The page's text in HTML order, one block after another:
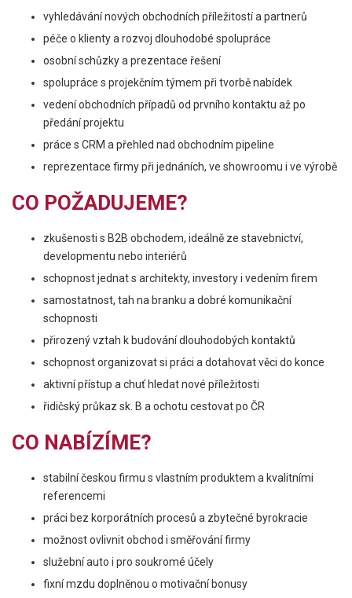
vyhledávání nových obchodních příležitostí a partnerů
péče o klienty a rozvoj dlouhodobé spolupráce
osobní schůzky a prezentace řešení
spolupráce s projekčním týmem při tvorbě nabídek
vedení obchodních případů od prvního kontaktu až po
předání projektu
práce s CRM a přehled nad obchodním pipeline
reprezentace firmy při jednáních, ve showroomu i ve výrobě
CO POŽADUJEME?
zkušenosti s B2B obchodem, ideálně ze stavebnictví,
developmentu nebo interiérů
schopnost jednat s architekty, investory i vedením firem
samostatnost, tah na branku a dobré komunikační
schopnosti
přirozený vztah k budování dlouhodobých kontaktů
schopnost organizovat si práci a dotahovat věci do konce
aktivní přístup a chuť hledat nové příležitosti
řidičský průkaz sk. B a ochotu cestovat po ČR
CO NABÍZÍME?
stabilní českou firmu s vlastním produktem a kvalitními
referencemi
práci bez korporátních procesů a zbytečné byrokracie
možnost ovlivnit obchod i směřování firmy
služební auto i pro soukromé účely
fixní mzdu doplněnou o motivační bonusy